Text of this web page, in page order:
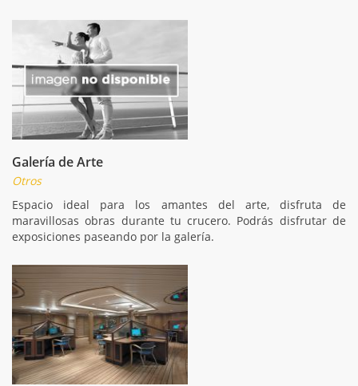
Galería de Arte
Otros
Espacio ideal para los amantes del arte, disfruta de
maravillosas obras durante tu crucero. Podrás disfrutar de
exposiciones paseando por la galería.